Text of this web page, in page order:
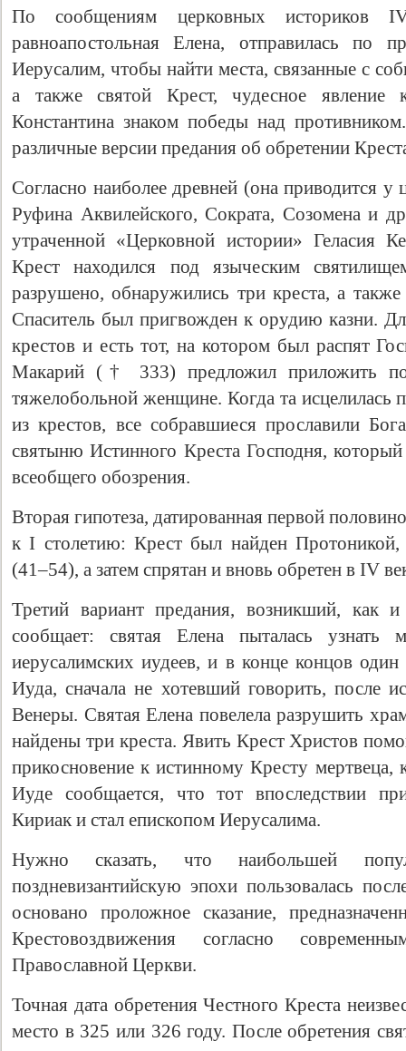
По сообщениям церковных историков
равноапостольная Елена, отправилась по
Иерусалим, чтобы найти места, связанные с
а также святой Крест, чудесное явление
Константина знаком победы над
различные версии предания об обретении
Согласно наиболее древней (она приводится
Руфина Аквилейского, Сократа, Созомена и
утраченной «Церковной истории» Геласия
Крест находился под языческим
разрушено, обнаружились три креста, а
Спаситель был пригвожден к орудию казни.
крестов и есть тот, на котором был распят
Макарий († 333) предложил приложить
тяжелобольной женщине. Когда та исцелилась
из крестов, все собравшиеся прославили
святыню Истинного Креста Господня,
всеобщего обозрения.
Вторая гипотеза, датированная первой
к I столетию: Крест был найден
(41–54), а затем спрятан и вновь обретен в IV
Третий вариант предания, возникший,
сообщает: святая Елена пыталась узнать
иерусалимских иудеев, и в конце концов
Иуда, сначала не хотевший говорить, после
Венеры. Святая Елена повелела разрушить
найдены три креста. Явить Крест Христов
прикосновение к истинному Кресту
Иуде сообщается, что тот впоследствии
Кириак и стал епископом Иерусалима.
Нужно сказать, что наибольшей
поздневизантийскую эпохи пользовалась
основано проложное сказание,
Крестовоздвижения согласно
Православной Церкви.
Точная дата обретения Честного Креста
место в 325 или 326 году. После обретения
Свидетельство